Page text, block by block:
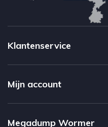
Klantenservice
Mijn account
Megadump Wormer